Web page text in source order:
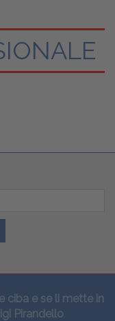
ciba e se li mette in
Pirandello